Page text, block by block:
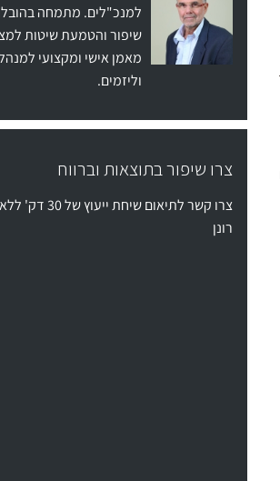
למנכ"לים. מתמחה
שיפור והטמעת שיטות
מאמן אישי ומקצועי
וליזמים.
צרו שיפור בתוצאות וברווח
צרו קשר לתיאום
רונן